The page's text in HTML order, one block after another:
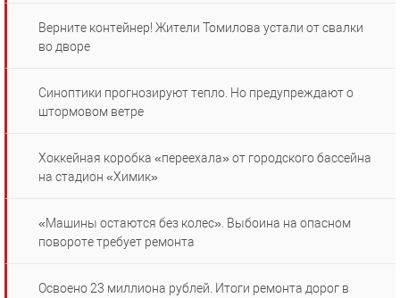
Верните контейнер! Жители Томилова устали от свалки
во дворе
Синоптики прогнозируют тепло. Но предупреждают о
штормовом ветре
Хоккейная коробка «переехала» от городского бассейна
на стадион «Химик»
«Машины остаются без колес». Выбоина на опасном
повороте требует ремонта
Освоено 23 миллиона рублей. Итоги ремонта дорог в